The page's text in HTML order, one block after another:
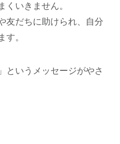
くいきません。
友だちに助けられ、自分
す。
というメッセージがやさ